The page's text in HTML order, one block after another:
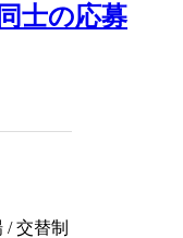
士の応募
交替制